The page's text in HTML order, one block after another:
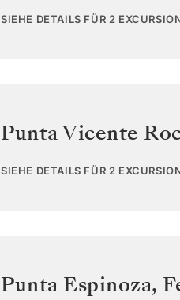
SIEHE DETAILS FÜR 2
Punta Vicente
SIEHE DETAILS FÜR 2
Punta Espinoza,